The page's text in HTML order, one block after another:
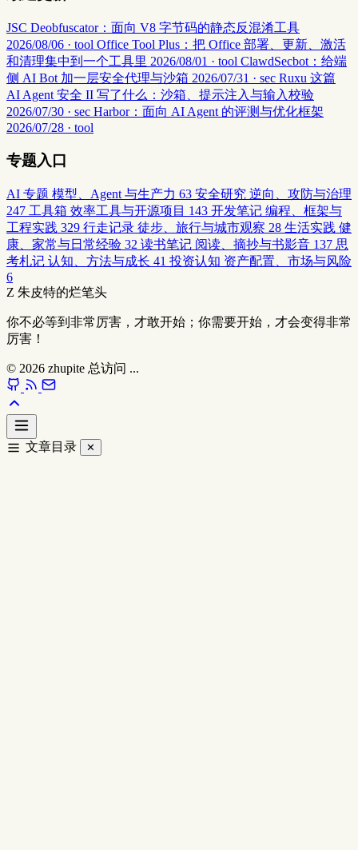
JSC Deobfuscator：面向 V8 字节码的静态反混淆工具
2026/08/06 · tool Office Tool Plus：把 Office 部署、更新、激活
和清理集中到一个工具里 2026/08/01 · tool ClawdSecbot：给端
侧 AI Bot 加一层安全代理与沙箱 2026/07/31 · sec Ruxu 这篇
AI Agent 安全 II 写了什么：沙箱、提示注入与输入校验
2026/07/30 · sec Harbor：面向 AI Agent 的评测与优化框架
2026/07/28 · tool
专题入口
AI 专题 模型、Agent 与生产力 63 安全研究 逆向、攻防与治理
247 工具箱 效率工具与开源项目 143 开发笔记 编程、框架与
工程实践 329 行走记录 徒步、旅行与城市观察 28 生活实践 健
康、家常与日常经验 32 读书笔记 阅读、摘抄与书影音 137 思
考札记 认知、方法与成长 41 投资认知 资产配置、市场与风险
6
Z 朱皮特的烂笔头
你不必等到非常厉害，才敢开始；你需要开始，才会变得非常
厉害！
© 2026 zhupite 总访问 ...
文章目录 ✕